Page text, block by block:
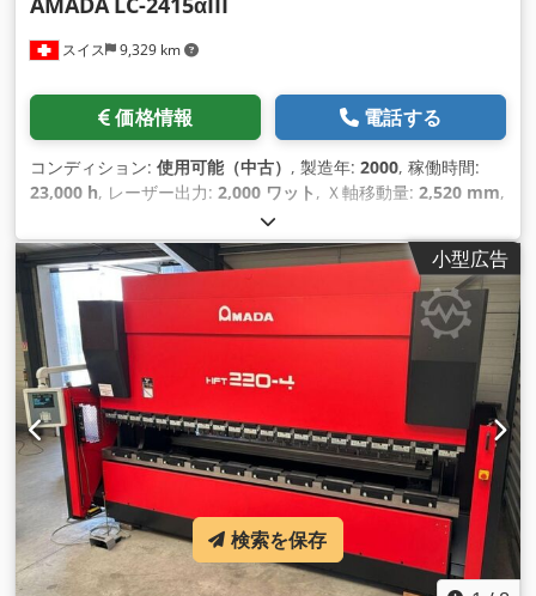
スイス 9,329 km
価格情報 電話する
コンディション: 使用可能（中古） , 製造年: 2000, 稼働時間:
23,000 h, レーザー出力: 2,000 ワット , Ｘ軸移動量: 2,520 mm,
, Z軸移動距離:
kg（キログラム）, 軸数:3,
小型広告
検索を保存